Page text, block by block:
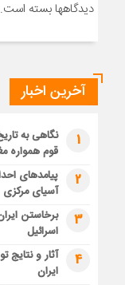
دیدگاهها بسته است.
آخرین اخبار
1
نگاهی به
قوم همواره
2
پیامدهای
آسیای مرکزی
3
برخاستن
اسرائیل
4
آثار و نتایج
ایران